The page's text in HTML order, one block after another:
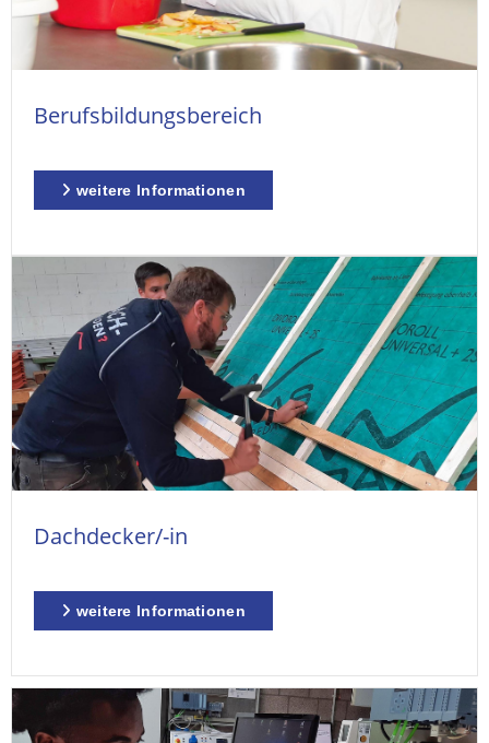
Berufsbildungsbereich
weitere Informationen
Dachdecker/-in
weitere Informationen